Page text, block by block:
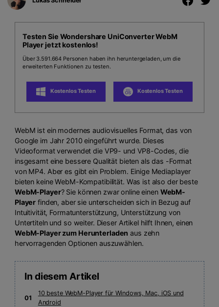
Testen Sie Wondershare UniConverter WebM
Player jetzt kostenlos!
Über 3.591.664 Personen haben ihn heruntergeladen, um die
erweiterten Funktionen zu testen.
Kostenlos Testen Kostenlos Testen
WebM ist ein modernes audiovisuelles Format, das von
Google im Jahr 2010 eingeführt wurde. Dieses
Videoformat verwendet die VP9- und VP8-Codes, die
insgesamt eine bessere Qualität bieten als das -Format
von MP4. Aber es gibt ein Problem. Einige Mediaplayer
bieten keine WebM-Kompatibilität. Was ist also der beste
WebM-Player? Sie können zwar online einen WebM-
Player finden, aber sie unterscheiden sich in Bezug auf
Intuitivität, Formatunterstützung, Unterstützung von
Untertiteln und so weiter. Dieser Artikel hilft Ihnen, einen
WebM-Player zum Herunterladen aus zehn
hervorragenden Optionen auszuwählen.
In diesem Artikel
01
10 beste WebM-Player für Windows, Mac, iOS und
Android